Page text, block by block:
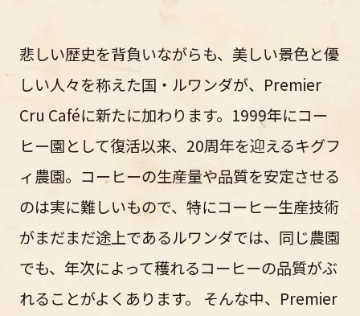
悲しい歴史を背負いながらも、美しい景色と優
しい人々を称えた国・ルワンダが、Premier
Cru Caféに新たに加わります。1999年にコー
ヒー園として復活以来、20周年を迎えるキグフ
ィ農園。コーヒーの生産量や品質を安定させる
のは実に難しいもので、特にコーヒー生産技術
がまだまだ途上であるルワンダでは、同じ農園
でも、年次によって穫れるコーヒーの品質がぶ
れることがよくあります。 そんな中、Premier